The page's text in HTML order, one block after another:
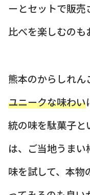
ーとセットで販
比べを楽しむのも
熊本のからしれん
ユニークな味わい
統の味を駄菓子と
は、ご当地うまい
味を試して、本